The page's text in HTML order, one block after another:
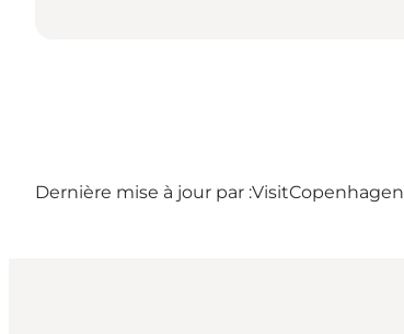
Dernière mise à jour par :VisitCopenhagen